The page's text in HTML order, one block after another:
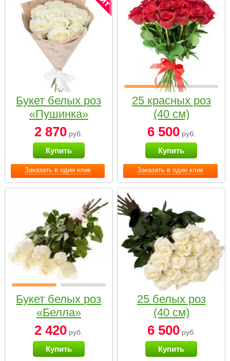
Заказать в один клик
Букет белых роз
«Пушинка»
2 870 руб.
Купить
Заказать в один клик
25 красных роз
(40 см)
6 500руб.
Купить
Букет белых роз
«Белла»
2 420 руб.
Купить
25 белых роз
(40 см)
6 500руб.
Купить